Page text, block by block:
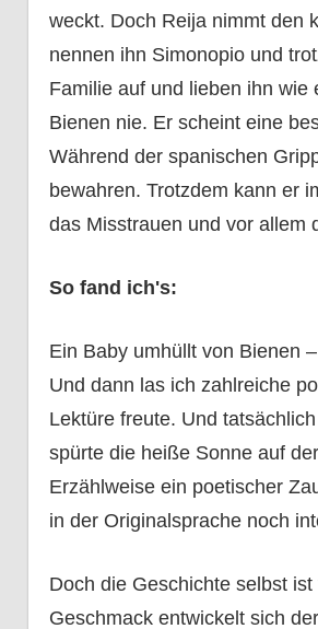
weckt. Doch Reija nimmt den
nennen ihn Simonopio und
Familie auf und lieben ihn
Bienen nie. Er scheint eine
Während der spanischen
bewahren. Trotzdem kann er
das Misstrauen und vor allem
So fand ich's:
Ein Baby umhüllt von Bienen
Und dann las ich zahlreiche
Lektüre freute. Und
spürte die heiße Sonne auf
Erzählweise ein poetischer
in der Originalsprache noch
Doch die Geschichte selbst
Geschmack entwickelt sich